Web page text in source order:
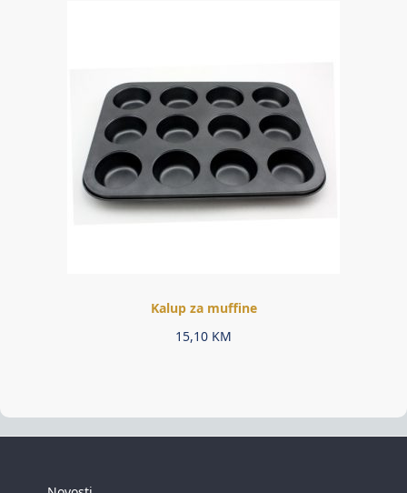
Kalup za muffine
15,10 KM